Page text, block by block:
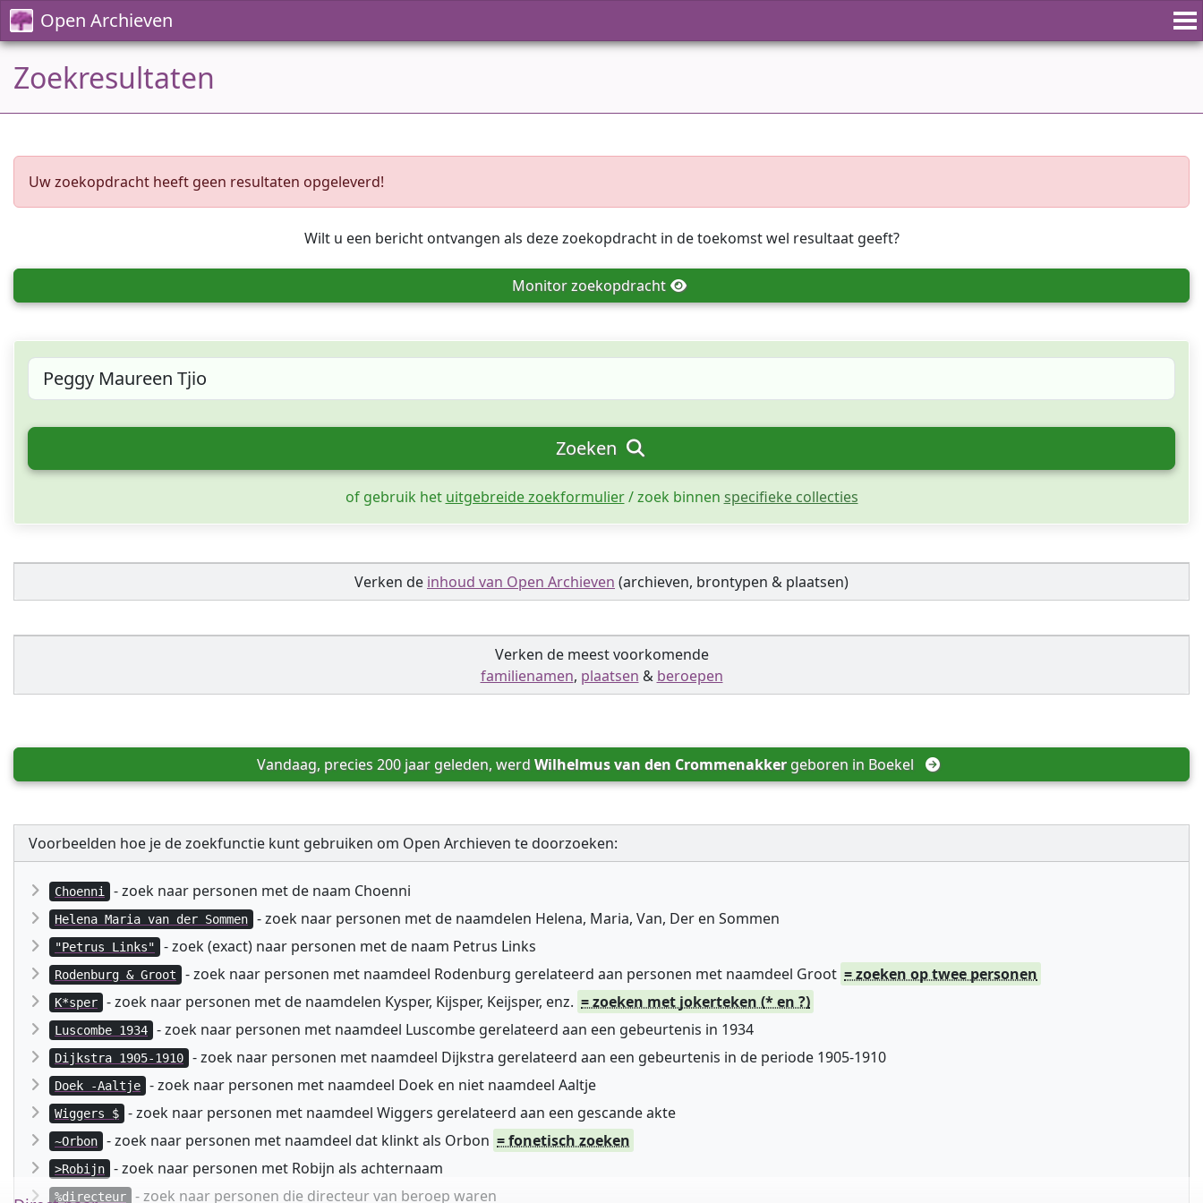
Open Archieven
Zoekresultaten
Uw zoekopdracht heeft geen resultaten opgeleverd!
Wilt u een bericht ontvangen als deze zoekopdracht in de toekomst wel resultaat geeft?
Monitorzoekopdracht
Zoeken
of gebruik het uitgebreide zoekformulier/ zoek binnen specifieke collecties
Verken de inhoud van Open Archieven (archieven, brontypen & plaatsen)
Verken de meest voorkomende
familienamen, plaatsen & beroepen
Vandaag, precies 200 jaar geleden, werd Wilhelmus van den Crommenakker geboren in Boekel
Voorbeelden hoe je de zoekfunctie kunt gebruiken om Open Archieven te doorzoeken:
Choenni - zoek naar personen met de naam Choenni
Helena Maria van der Sommen - zoek naar personen met de naamdelen Helena, Maria, Van, Der en Sommen
"Petrus Links" - zoek (exact) naar personen met de naam Petrus Links
Rodenburg & Groot - zoek naar personen met naamdeel Rodenburg gerelateerd aan personen met naamdeel Groot = zoeken op twee personen
K*sper - zoek naar personen met de naamdelen Kysper, Kijsper, Keijsper, enz. = zoeken met jokerteken (* en ?)
Luscombe 1934 - zoek naar personen met naamdeel Luscombe gerelateerd aan een gebeurtenis in 1934
Dijkstra 1905-1910 - zoek naar personen met naamdeel Dijkstra gerelateerd aan een gebeurtenis in de periode 1905-1910
Doek -Aaltje - zoek naar personen met naamdeel Doek en niet naamdeel Aaltje
Wiggers $ - zoek naar personen met naamdeel Wiggers gerelateerd aan een gescande akte
~Orbon - zoek naar personen met naamdeel dat klinkt als Orbon = fonetisch zoeken
>Robijn - zoek naar personen met Robijn als achternaam
%directeur - zoek naar personen die directeur van beroep waren